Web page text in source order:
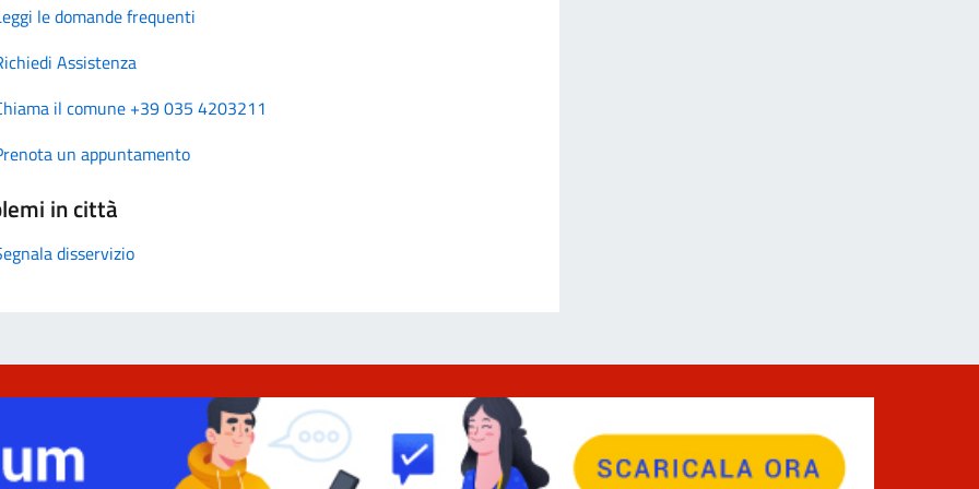
le domande frequenti
Assistenza
il comune +39 035 4203211
un appuntamento
in città
disservizio